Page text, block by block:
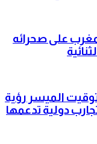
على صحرائه
الميسر رؤية
دولية تدعمها